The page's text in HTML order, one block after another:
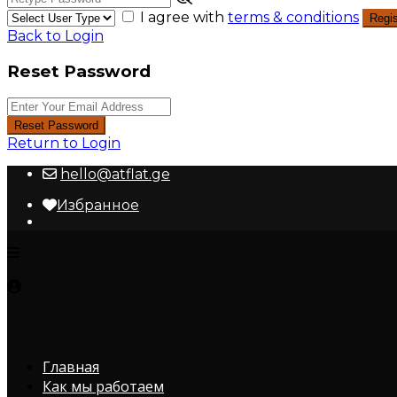
I agree with terms & conditions
Back to Login
Reset Password
Reset Password
Return to Login
hello@atflat.ge
Избранное
Главная
Как мы работаем